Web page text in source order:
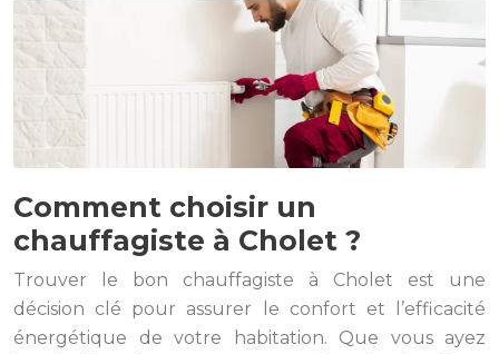
Comment choisir un
chauffagiste à Cholet ?
Trouver le bon chauffagiste à Cholet est une
décision clé pour assurer le confort et l’efficacité
énergétique de votre habitation. Que vous ayez